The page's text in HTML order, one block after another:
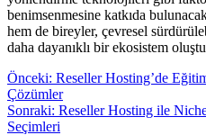
benimsenmesine katkıda
hem de bireyler, çevresel
daha dayanıklı bir ekosistem
Yazı
gezinmesi
Önceki: Reseller Hosting’de
Çözümler
Sonraki: Reseller Hosting ile
Seçimleri